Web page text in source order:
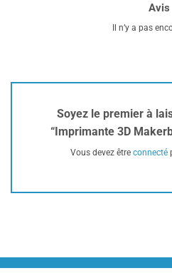
Avis
Il n’y a pas
Soyez le premier à
“Imprimante 3D
Vous devez être connecté